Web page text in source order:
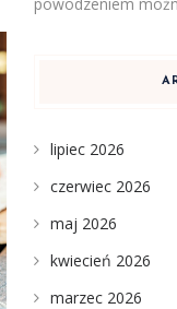
lipiec 2026
czerwiec 2026
maj 2026
kwiecień 2026
marzec 2026